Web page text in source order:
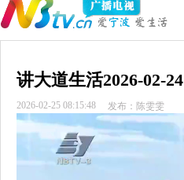
讲大道生活2026-02-24
2026-02-25 08:15:48 发布：陈雯雯